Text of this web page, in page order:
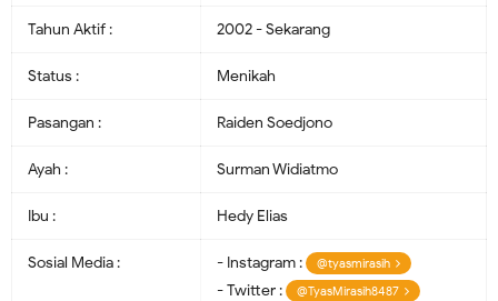
Tahun Aktif : 2002 - Sekarang
Status : Menikah
Pasangan : Raiden Soedjono
Ayah : Surman Widiatmo
Ibu : Hedy Elias
Sosial Media : - Instagram : @tyasmirasih
- Twitter : @TyasMirasih8487